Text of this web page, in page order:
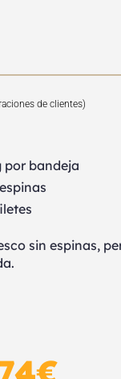
de clientes)
por bandeja
sin espinas,